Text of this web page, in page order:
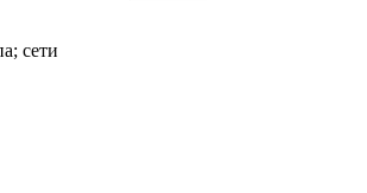
сети